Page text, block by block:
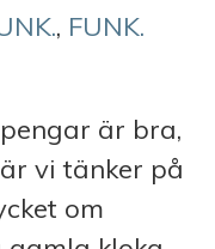
, FUNK.
är bra,
vi tänker på
om